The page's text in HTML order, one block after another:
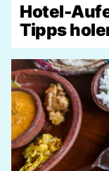
Hotel-
Tipps